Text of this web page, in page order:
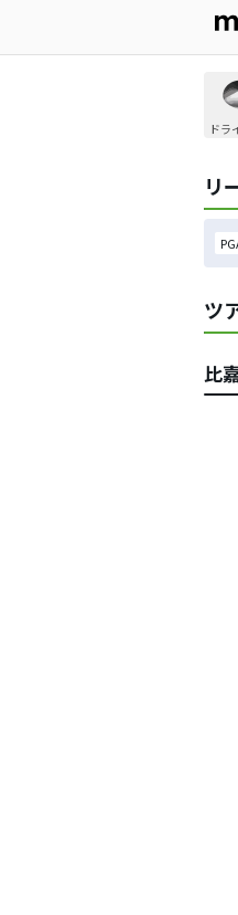
ドラ
リ
ツ
比